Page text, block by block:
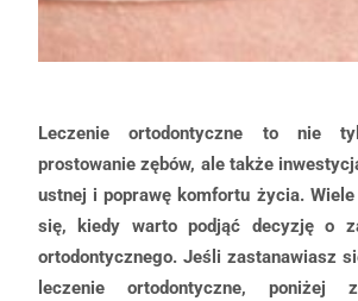
Leczenie ortodontyczne to nie
prostowanie zębów, ale także
ustnej i poprawę komfortu życia.
się, kiedy warto podjąć decyzję o
ortodontycznego. Jeśli zastanawiasz
leczenie ortodontyczne, poniżej